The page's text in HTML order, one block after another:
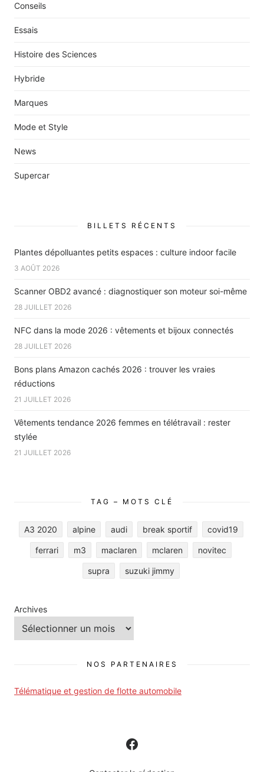
Conseils
Essais
Histoire des Sciences
Hybride
Marques
Mode et Style
News
Supercar
BILLETS RÉCENTS
Plantes dépolluantes petits espaces : culture indoor facile
3 AOÛT 2026
Scanner OBD2 avancé : diagnostiquer son moteur soi-même
28 JUILLET 2026
NFC dans la mode 2026 : vêtements et bijoux connectés
28 JUILLET 2026
Bons plans Amazon cachés 2026 : trouver les vraies
réductions
21 JUILLET 2026
Vêtements tendance 2026 femmes en télétravail : rester
stylée
21 JUILLET 2026
TAG – MOTS CLÉ
A3 2020 alpine audi break sportif covid19
ferrari m3 maclaren mclaren novitec
supra suzuki jimmy
Archives
NOS PARTENAIRES
Télématique et gestion de flotte automobile